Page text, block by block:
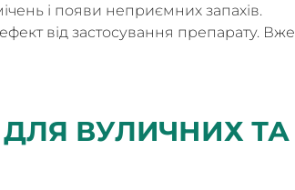
і появи неприємних запахів.
від застосування препарату. Вже
ДЛЯ ВУЛИЧНИХ ТА